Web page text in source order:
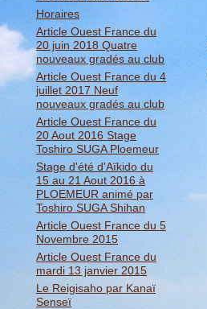
Horaires
Article Ouest France du
20 juin 2018 Quatre
nouveaux gradés au club
Article Ouest France du 4
juillet 2017 Neuf
nouveaux gradés au club
Article Ouest France du
20 Aout 2016 Stage
Toshiro SUGA Ploemeur
Stage d'été d'Aïkido du
15 au 21 Aout 2016 à
PLOEMEUR animé par
Toshiro SUGA Shihan
Article Ouest France du 5
Novembre 2015
Article Ouest France du
mardi 13 janvier 2015
Le Reigisaho par Kanaï
Senseï